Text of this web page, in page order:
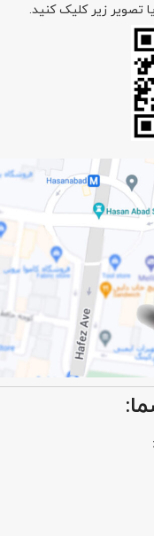
تصویر زیر کلیک کنید.